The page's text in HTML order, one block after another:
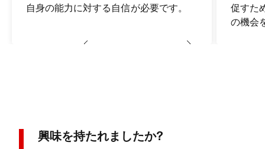
自身の能力に対する自信が必要です。
促すた
の機会
興味を持たれましたか?